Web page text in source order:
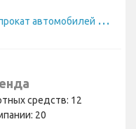
П
росмотреть прокат автомобилей Mercedes
средств: 12
20